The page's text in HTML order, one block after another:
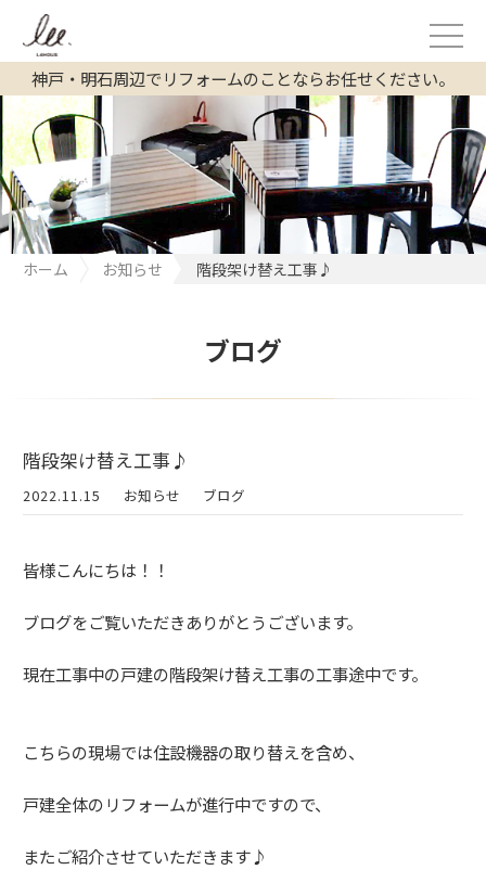
神戸・明石周辺でリフォームのことならお任せください。
ホーム お知らせ 階段架け替え工事♪
ブログ
階段架け替え工事♪
2022.11.15 お知らせ ブログ
皆様こんにちは！！
ブログをご覧いただきありがとうございます。
現在工事中の戸建の階段架け替え工事の工事途中です。
こちらの現場では住設機器の取り替えを含め、
戸建全体のリフォームが進行中ですので、
またご紹介させていただきます♪